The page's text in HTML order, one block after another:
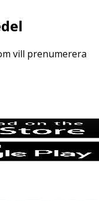
vill prenumerera